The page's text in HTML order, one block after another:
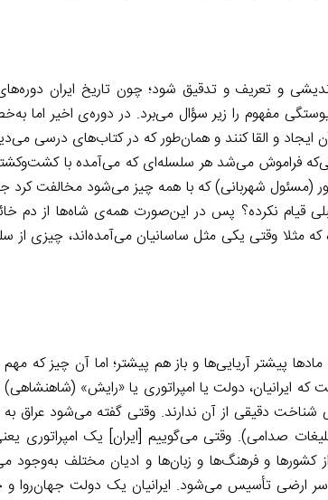
و تعریف و تدقیق شود؛ چون تاریخ ایران
مفهوم را زیر سؤال می‌برد. در دوره‌ی اخیر اما
و القا کنند و همان‌طور که در کتاب‌های درسی
فراموش می‌شد هر سلسله‌ای که می‌آمده با
(مسئول شهربانی) که با همه چیز می‌شود مخالفت کرد
قیام نکرده؟ پس در این‌صورت همه‌ی شاه‌ها از دم
که مثلا وقتی یکی مثل ساسانیان می‌آمده‌اند، چیزی از
پیشتر آریایی‌ها و باز هم پیشتر؛ اما آن چیز که
دولت یا امپراتوری یا «رایش» (شاهنشاهی)
دقیقی از آن ندارند. وقتی گفته می‌شود عراق به
صدامی). وقتی می‌گوییم [ایران] یک امپراتوری
کشورها و فرهنگ‌ها و زبان‌ها و ادیان مختلف
ارضی تأسیس می‌شود. ایرانیان یک دولت جهان‌روا